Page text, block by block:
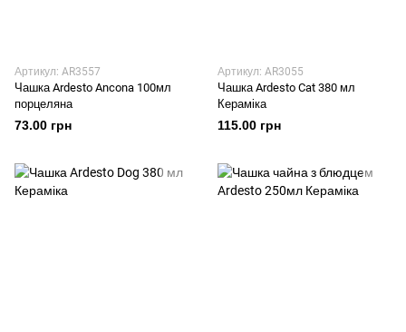
Артикул: AR3557
Чашка Ardesto Ancona 100мл
порцеляна
73.00 грн
Артикул: AR3055
Чашка Ardesto Cat 380 мл
Кераміка
115.00 грн